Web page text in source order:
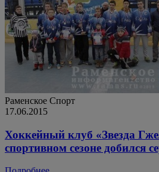
Раменское Спорт
17.06.2015
Хоккейный клуб «Звезда
спортивном сезоне добился